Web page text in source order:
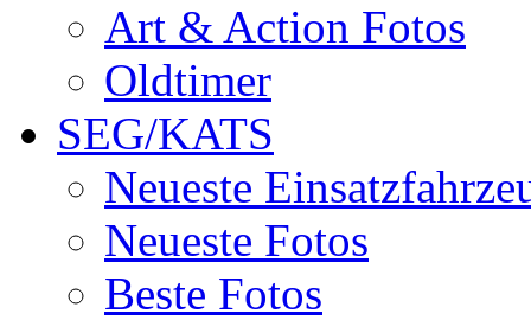
Art & Action Fotos
Oldtimer
SEG/KATS
Neueste
Neueste Fotos
Beste Fotos